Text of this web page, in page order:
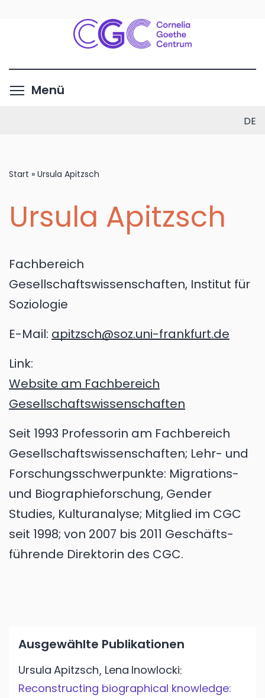
Inhalt
Menü
DE
Start » Ursula Apitzsch
Ursula Apitzsch
Fachbereich
Gesellschaftswissenschaften, Institut für
Soziologie
E-Mail: apitzsch@soz.uni-frankfurt.de
Link:
Website am Fachbereich
Gesellschaftswissenschaften
Seit 1993 Professorin am Fachbereich
Gesellschaftswissenschaften; Lehr- und
Forschungsschwerpunkte: Migrations-
und Biographieforschung, Gender
Studies, Kulturanalyse; Mitglied im CGC
seit 1998; von 2007 bis 2011 Geschäfts­
führende Direktorin des CGC.
Ausgewählte Publikationen
Ursula Apitzsch, Lena Inowlocki:
Reconstructing biographical knowledge: